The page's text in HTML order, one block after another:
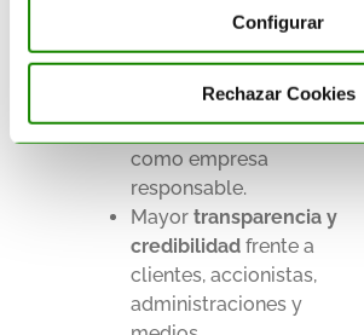
Configurar
Rechazar Cookies
objetivos climáticos
contratación pública.
Reforzamiento de la
reputación de marca
como empresa
responsable.
Mayor transparencia y
credibilidadfrente a
clientes, accionistas,
administraciones y